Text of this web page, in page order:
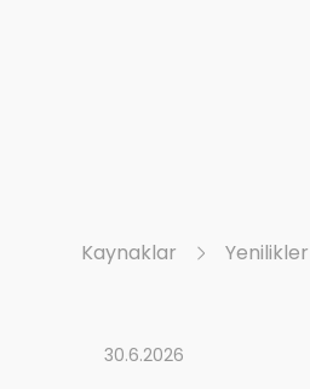
Kaynaklar Yenilikler
30.6.2026